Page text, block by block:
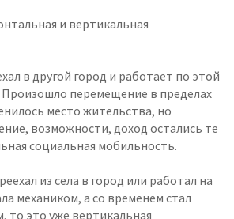
и вертикальная
в другой город и работает по этой
перемещение в пределах
место жительства, но
возможности, доход остались те
социальная мобильность.
из села в город или работал на
механиком, а со временем стал
то это уже вертикальная